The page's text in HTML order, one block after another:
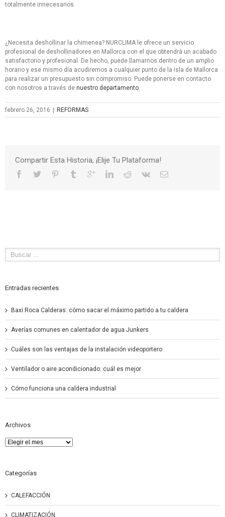
totalmente innecesarios.
¿Necesita deshollinar la chimenea? NURCLIMA le ofrece un servicio
profesional de deshollinadores en Mallorca con el que obtendrá un acabado
satisfactorio y profesional. De hecho, puede llamarnos dentro de un amplio
horario y ese mismo día acudiremos a cualquier punto de la isla de Mallorca
para realizar un presupuesto sin compromiso. Puede ponerse en contacto
con nosotros a través de nuestro departamento
febrero 26, 2016 | REFORMAS
Compartir Esta Historia, ¡Elije Tu Plataforma!
Entradas recientes
Baxi Roca Calderas: cómo sacar el máximo partido a tu caldera
Averías comunes en calentador de agua Junkers
Cuáles son las ventajas de la instalación videoportero
Ventilador o aire acondicionado: cuál es mejor
Cómo funciona una caldera industrial
Archivos
Archivos
Categorías
CALEFACCIÓN
CLIMATIZACIÓN